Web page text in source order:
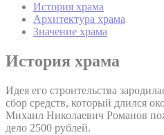
История храма
Архитектура храма
Значение храма
История храма
Идея его строительства
сбор средств, который длился
Михаил Николаевич Романов
дело 2500 рублей.